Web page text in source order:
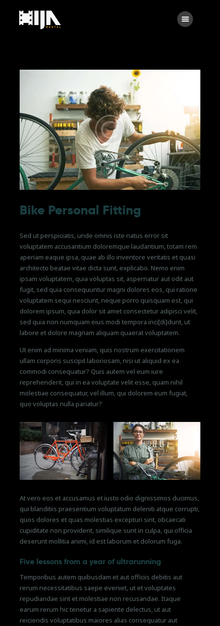
About Us
Rental
Contact Us
Search
facebook
instagramm
x linkedin
Bike Personal Fitting
Sed ut perspiciatis, unde omnis iste natus error sit
voluptatem accusantium doloremque laudantium, totam rem
aperiam eaque ipsa, quae ab illo inventore veritatis et quasi
architecto beatae vitae dicta sunt, explicabo. Nemo enim
ipsam voluptatem, quia voluptas sit, aspernatur aut odit aut
fugit, sed quia consequuntur magni dolores eos, qui ratione
voluptatem sequi nesciunt, neque porro quisquam est, qui
dolorem ipsum, quia dolor sit amet consectetur adipisci velit,
sed quia non numquam eius modi tempora inci[di]dunt, ut
labore et dolore magnam aliquam quaerat voluptatem.
Ut enim ad minima veniam, quis nostrum exercitationem
ullam corporis suscipit laboriosam, nisi ut aliquid ex ea
commodi consequatur? Quis autem vel eum iure
reprehenderit, qui in ea voluptate velit esse, quam nihil
molestiae consequatur, vel illum, qui dolorem eum fugiat,
quo voluptas nulla pariatur?
At vero eos et accusamus et iusto odio dignissimos ducimus,
qui blanditiis praesentium voluptatum deleniti atque corrupti,
quos dolores et quas molestias excepturi sint, obcaecati
cupiditate non provident, similique sunt in culpa, qui officia
deserunt mollitia animi, id est laborum et dolorum fuga.
Five lessons from a year of ultrarunning
Temporibus autem quibusdam et aut officiis debitis aut
rerum necessitatibus saepe eveniet, ut et voluptates
repudiandae sint et molestiae non recusandae. Itaque
earum rerum hic tenetur a sapiente delectus, ut aut
reiciendis voluptatibus maiores alias consequatur aut